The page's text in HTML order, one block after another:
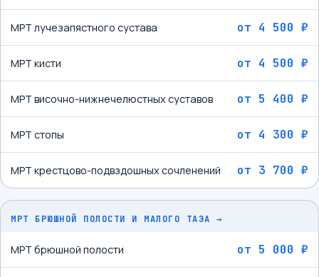
МРТ лучезапястного сустава от 4 500 ₽
МРТ кисти от 4 500 ₽
МРТ височно-нижнечелюстных суставов от 5 400 ₽
МРТ стопы от 4 300 ₽
МРТ крестцово-подвздошных сочленений от 3 700 ₽
МРТ БРЮШНОЙ ПОЛОСТИ И МАЛОГО ТАЗА →
МРТ брюшной полости от 5 000 ₽